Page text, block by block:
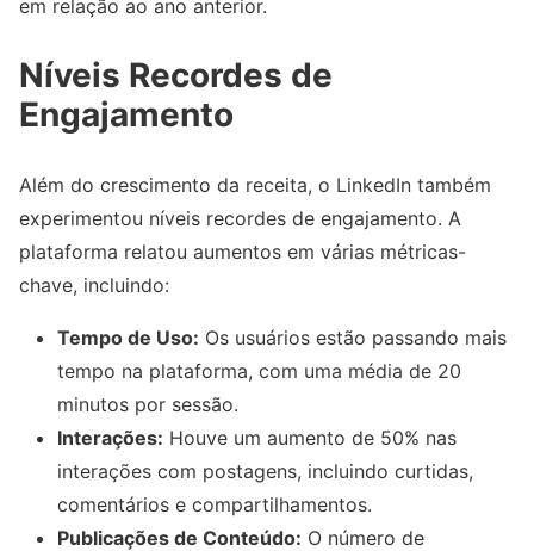
em relação ao ano anterior.
Níveis Recordes de
Engajamento
Além do crescimento da receita, o LinkedIn também
experimentou níveis recordes de engajamento. A
plataforma relatou aumentos em várias métricas-
chave, incluindo:
Tempo de Uso: Os usuários estão passando mais
tempo na plataforma, com uma média de 20
minutos por sessão.
Interações: Houve um aumento de 50% nas
interações com postagens, incluindo curtidas,
comentários e compartilhamentos.
Publicações de Conteúdo: O número de